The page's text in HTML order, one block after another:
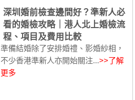
深圳婚前檢查邊間好？準新人必
看的婚檢攻略｜港人北上婚檢流
程、項目及費用比較
準備結婚除了安排婚禮、影婚紗相，
不少香港準新人亦開始關注...>>了解
更多